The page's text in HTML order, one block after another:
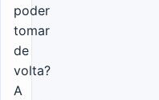
poder
tomar
de
volta?
A